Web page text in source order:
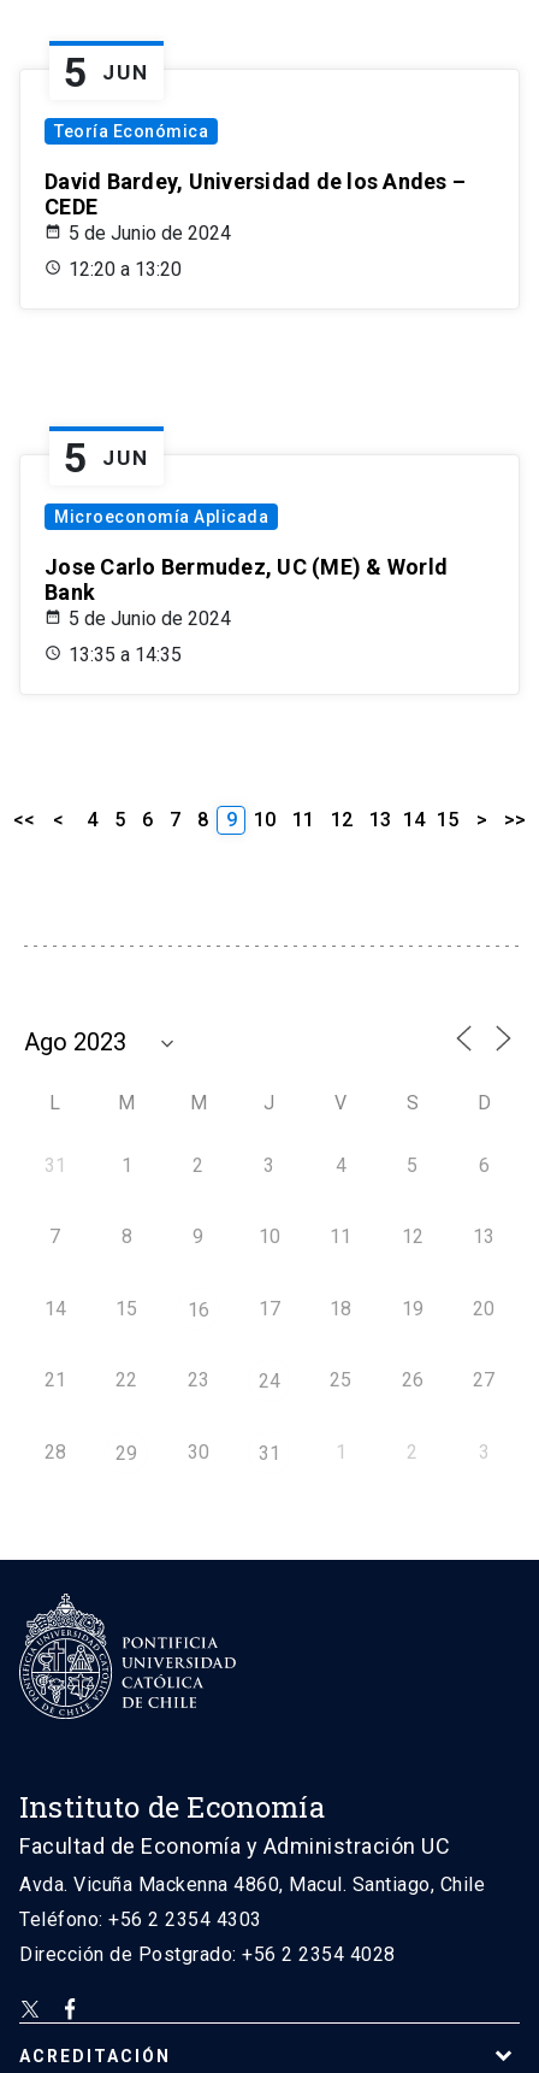
5 JUN
Teoría Económica
David Bardey, Universidad de los Andes –
CEDE
5 de Junio de 2024
12:20 a 13:20
5 JUN
Microeconomía Aplicada
Jose Carlo Bermudez, UC (ME) & World
Bank
5 de Junio de 2024
13:35 a 14:35
<< < 4 5 6 7 8 9 10 11 12 13 14 15 > >>
L M M J V S D
31 1 2 3 4 5 6
7 8 9 10 11 12 13
14 15 16 17 18 19 20
21 22 23 24 25 26 27
28 29 30 31 1 2 3
Instituto de Economía
Facultad de Economía y Administración UC
Avda. Vicuña Mackenna 4860, Macul. Santiago, Chile
Teléfono: +56 2 2354 4303
Dirección de Postgrado: +56 2 2354 4028
ACREDITACIÓN